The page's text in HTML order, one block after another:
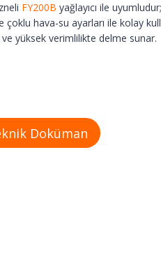
FY200B yağlayıcı ile
hava-su ayarları ile kolay
yüksek verimlilikte delme sunar.
Doküman